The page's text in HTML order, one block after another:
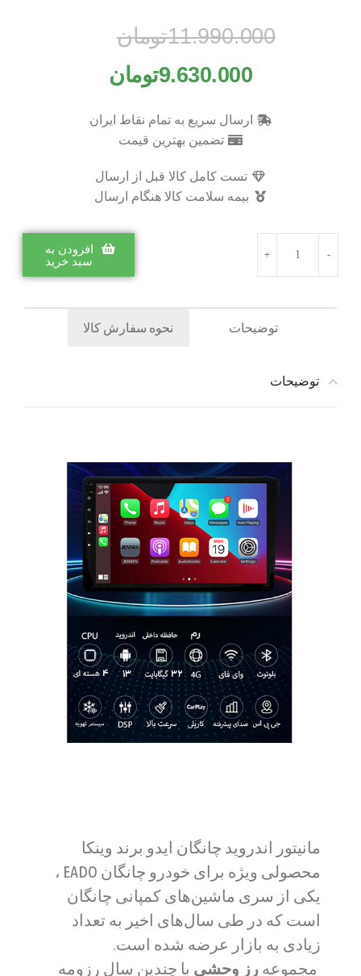
11.990.000تومان
9.630.000تومان
ارسال سریع به تمام نقاط ایران
تضمین بهترین قیمت
تست کامل کالا قبل از ارسال
بیمه سلامت کالا هنگام ارسال
افزودن به
سبد خرید
توضیحات نحوه سفارش کالا
توضیحات
مانیتور اندروید چانگان ایدو برند وینکا
محصولی ویژه برای خودرو چانگان EADO ،
یکی از سری ماشین‌های کمپانی چانگان
است که در طی سال‌های اخیر به تعداد
زیادی به بازار عرضه شده است.
مجموعه رز وحشی با چندین سال رزومه